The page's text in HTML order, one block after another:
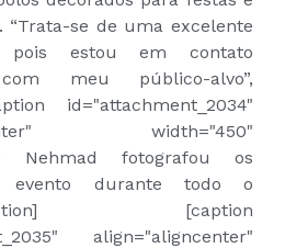
“Trata-se de uma excelente
pois estou em contato
meu público-alvo”,
id="attachment_2034"
width="450"
Nehmad fotografou os
evento durante todo o
[caption
align="aligncenter"